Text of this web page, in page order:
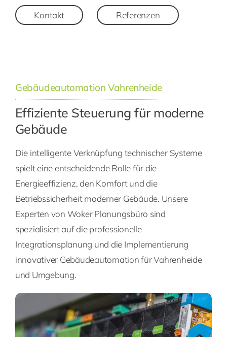
Kontakt Referenzen
Gebäudeautomation Vahrenheide
Effiziente Steuerung für moderne
Gebäude
Die intelligente Verknüpfung technischer Systeme
spielt eine entscheidende Rolle für die
Energieeffizienz, den Komfort und die
Betriebssicherheit moderner Gebäude. Unsere
Experten von Woker Planungsbüro sind
spezialisiert auf die professionelle
Integrationsplanung und die Implementierung
innovativer Gebäudeautomation für Vahrenheide
und Umgebung.